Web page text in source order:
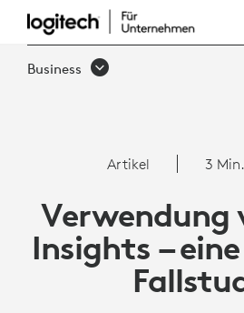
ARTIKEL:
VERWENDUNG
INSIGHTS
EINE
LOGITECH
FALLSTUDIE
Business
Artikel 3
Verwendung
Insights –